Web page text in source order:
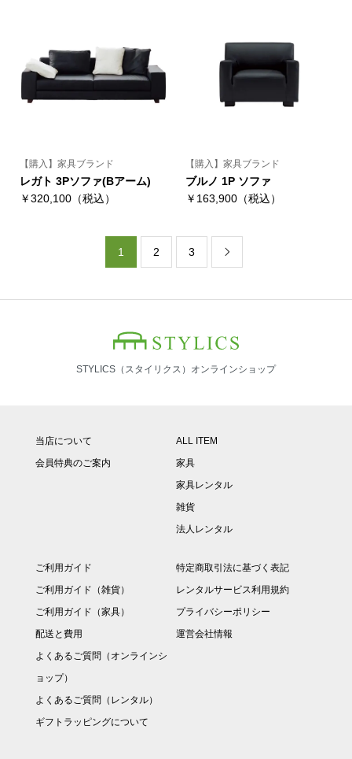
【購入】家具ブランド
レガト 3Pソファ(Bアーム)
￥320,100（税込）
【購入】家具ブランド
ブルノ 1P ソファ
￥163,900（税込）
1 2 3 
STYLICS（スタイリクス）オンラインショップ
当店について
会員特典のご案内
ALL ITEM
家具
家具レンタル
雑貨
法人レンタル
ご利用ガイド
ご利用ガイド（雑貨）
ご利用ガイド（家具）
配送と費用
よくあるご質問（オンラインシ
ョップ）
よくあるご質問（レンタル）
ギフトラッピングについて
特定商取引法に基づく表記
レンタルサービス利用規約
プライバシーポリシー
運営会社情報